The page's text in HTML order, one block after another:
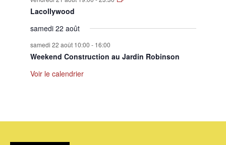
Lacollywood
samedi 22 août
samedi 22 août 10:00 - 16:00
Weekend Construction au Jardin Robinson
Voir le calendrier